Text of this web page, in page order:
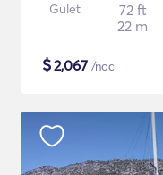
Gulet
72 ft
22 m
$2,067 /noc